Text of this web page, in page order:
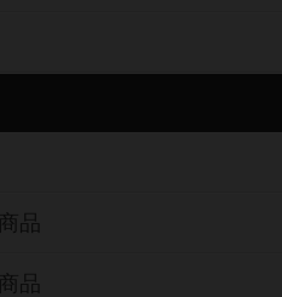
品
品